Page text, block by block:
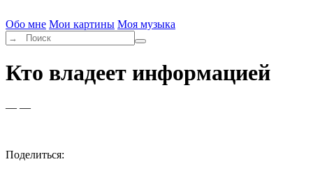
Обо мне Мои картины Моя музыка
Кто владеет информацией
— —
Поделиться: